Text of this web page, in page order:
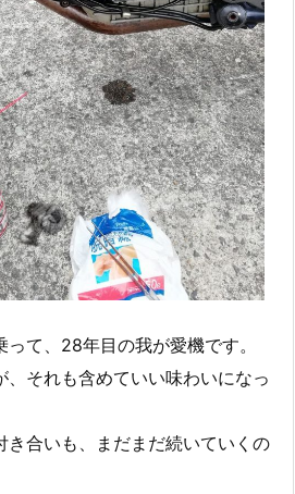
て、28年目の我が愛機です。
それも含めていい味わいになっ
き合いも、まだまだ続いていくの